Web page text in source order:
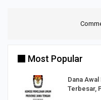
Most Popular
Dana
Terbesar,